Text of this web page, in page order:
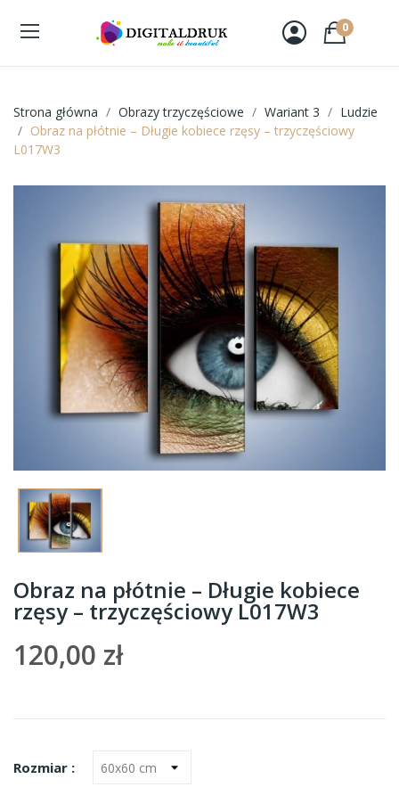
0
Strona główna Obrazy trzyczęściowe Wariant 3
Ludzie
Obraz na płótnie – Długie kobiece rzęsy – trzyczęściowy
L017W3
Obraz na płótnie – Długie kobiece
rzęsy – trzyczęściowy L017W3
120,00 zł
Rozmiar :